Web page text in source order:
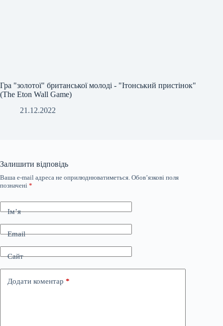
Гра "золотої" британської молоді - "Ітонський пристінок"
(The Eton Wall Game)
21.12.2022
Залишити відповідь
Ваша e-mail адреса не оприлюднюватиметься. Обов’язкові поля
позначені *
Ім’я
Email
Сайт
Додати коментар *